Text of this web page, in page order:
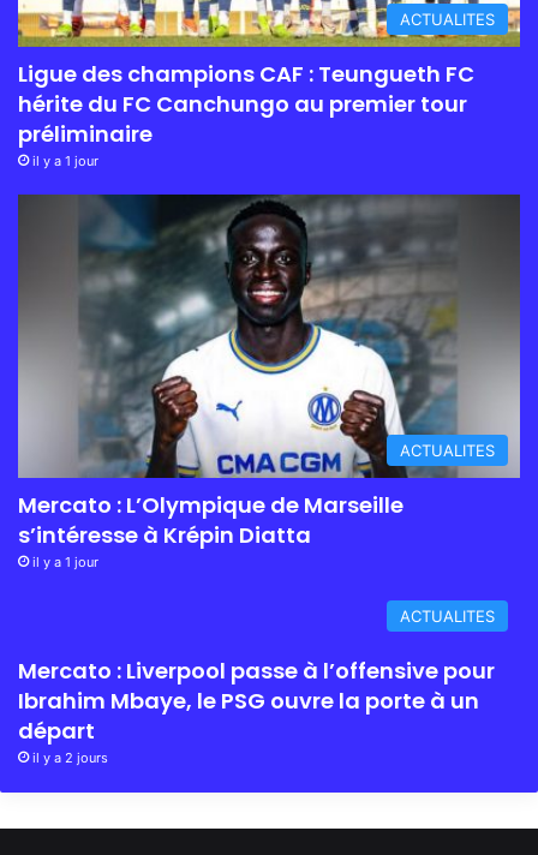
ACTUALITES
Ligue des champions CAF : Teungueth FC
hérite du FC Canchungo au premier tour
préliminaire
il y a 1 jour
ACTUALITES
Mercato : L’Olympique de Marseille
s’intéresse à Krépin Diatta
il y a 1 jour
ACTUALITES
Mercato : Liverpool passe à l’offensive pour
Ibrahim Mbaye, le PSG ouvre la porte à un
départ
il y a 2 jours